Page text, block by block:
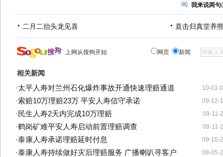
我来说两句(
二月二抬头龙见喜 直击归真堂养
上网从搜狗开始 网页 新闻
相关新闻
10-01-
·太平人寿对兰州石化爆炸事故开通快速理赔通道
09-12-
·索赔10万理赔23万 平安人寿信守承诺
09-11-
·民生人寿2天内完成10万理赔
09-11-
·鹤岗矿难平安人寿启动前置理赔调查
09-10-
·泰康人寿承诺理赔延时付息
08-05-
·泰康人寿持续做好灾后理赔服务 广播喇叭寻客户